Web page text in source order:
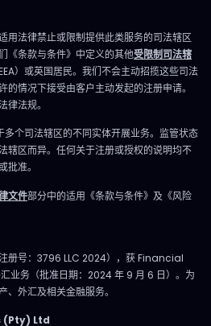
用法律禁止或限制提供此类服务的司法辖区
《条款与条件》中定义的其他受限制司法辖
）或英国居民。我们不会主动招揽这些司法
情况下接受由客户主动发起的注册申请。
律法规。
个司法辖区的不同实体开展业务。监管状态
辖区而异。任何关于注册或授权的说明均不
批准。
文件部分中的适用《条款与条件》及《风险
册号：3796 LLC 2024），获 Financial
业务（批准日期：2024 年 9 月 6 日）。为
外汇及相关金融服务。
(Pty) Ltd